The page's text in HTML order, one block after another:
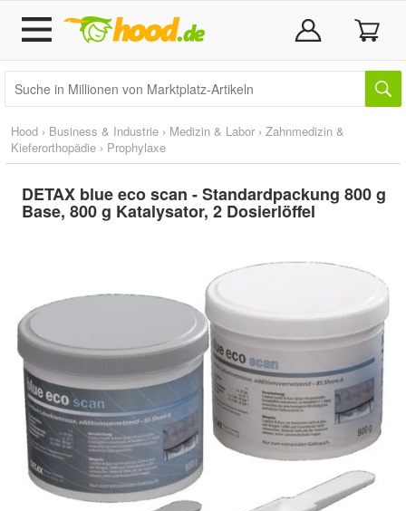
Hood › Business & Industrie › Medizin & Labor › Zahnmedizin &
Kieferorthopädie › Prophylaxe
DETAX blue eco scan - Standardpackung 800 g
Base, 800 g Katalysator, 2 Dosierlöffel